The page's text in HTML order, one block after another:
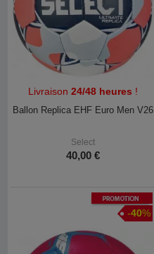
Livraison 24/48 heures !
Ballon Replica EHF Euro Men V26
Select
40,00 €
Promotion
-40%